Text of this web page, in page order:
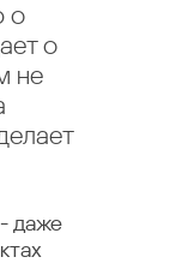
о
о
не
даже